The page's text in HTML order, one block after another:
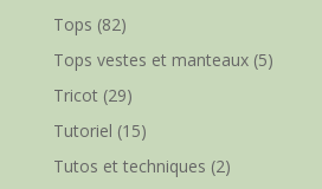
Tops (82)
Tops vestes et manteaux(5)
Tricot(29)
Tutoriel (15)
Tutos et techniques (2)